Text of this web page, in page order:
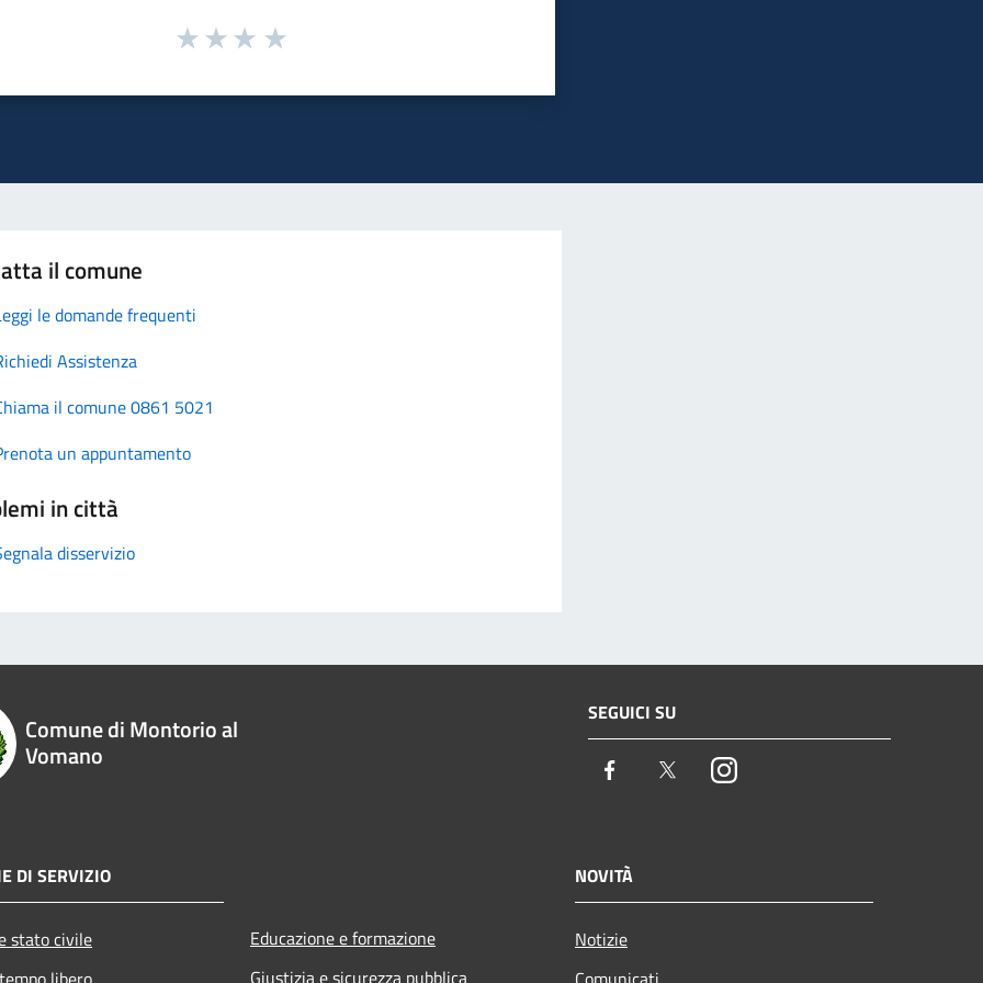
il comune
le domande frequenti
Assistenza
il comune 0861 5021
un appuntamento
in città
disservizio
Comune di Montorio al
Vomano
SEGUICI SU
Facebook TwitterInstagram
DI SERVIZIO
stato civile
Educazione e formazione
Giustizia e sicurezza pubblica
NOVITÀ
Notizie